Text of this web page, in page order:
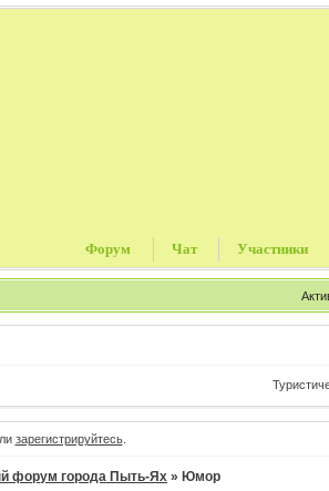
Форум Чат Участники
зарегистрируйтесь.
форум города Пыть-Ях »Юмор